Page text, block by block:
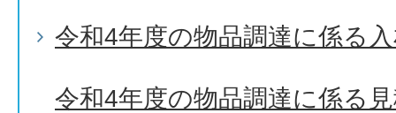
令和4年度の物品調達に係る
令和4年度の物品調達に係る